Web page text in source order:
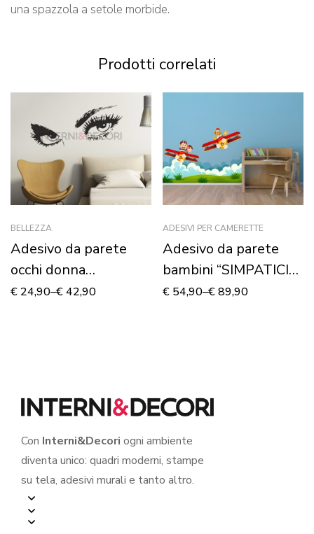
una spazzola a setole morbide.
Prodotti correlati
BELLEZZA
Adesivo da parete
occhi donna
“BEAUTIFUL EYES”
€ 24,90–€42,90
ADESIVI PER CAMERETTE
Adesivo da parete
bambini “SIMPATICI
AEREI IN VOLO” –
€ 54,90–€89,90
Con Interni&Decori ogni ambiente
diventa unico: quadri moderni, stampe
su tela, adesivi murali e tanto altro.